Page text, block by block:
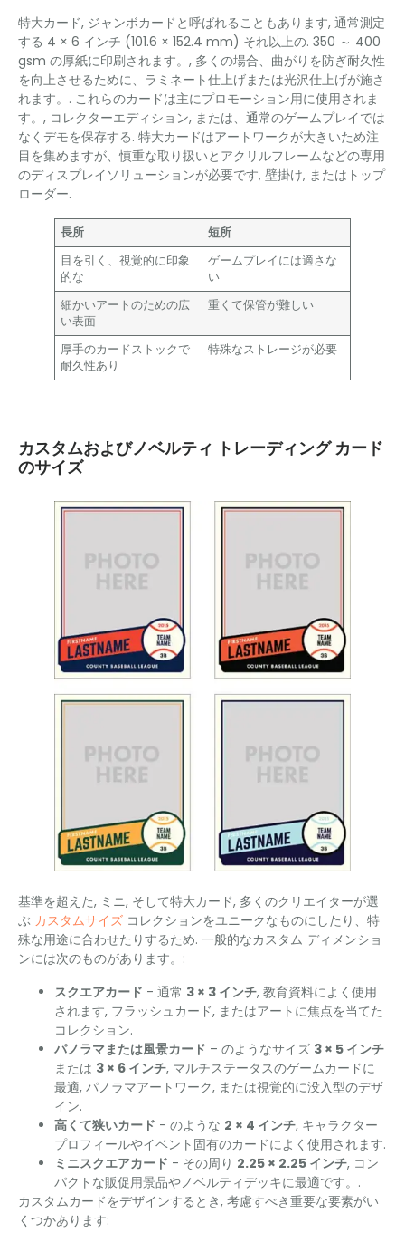
特大カード, ジャンボカードと呼ばれることもあります, 通常測定
する 4 × 6 インチ (101.6 × 152.4 mm) それ以上の. 350 ～ 400
gsm の厚紙に印刷されます。, 多くの場合、曲がりを防ぎ耐久性
を向上させるために、ラミネート仕上げまたは光沢仕上げが施さ
れます。. これらのカードは主にプロモーション用に使用されま
す。, コレクターエディション, または、通常のゲームプレイでは
なくデモを保存する. 特大カードはアートワークが大きいため注
目を集めますが、慎重な取り扱いとアクリルフレームなどの専用
のディスプレイソリューションが必要です, 壁掛け, またはトップ
ローダー.
長所
短所
目を引く、視覚的に印象
的な
ゲームプレイには適さな
い
細かいアートのための広
い表面
重くて保管が難しい
厚手のカードストックで
耐久性あり
特殊なストレージが必要
カスタムおよびノベルティ トレーディング カード
のサイズ
基準を超えた, ミニ, そして特大カード, 多くのクリエイターが選
ぶ カスタムサイズ コレクションをユニークなものにしたり、特
殊な用途に合わせたりするため. 一般的なカスタム ディメンショ
ンには次のものがあります。:
スクエアカード - 通常 3 × 3 インチ, 教育資料によく使用
されます, フラッシュカード, またはアートに焦点を当てた
コレクション.
パノラマまたは風景カード – のようなサイズ 3 × 5 インチ
または 3 × 6 インチ, マルチステータスのゲームカードに
最適, パノラマアートワーク, または視覚的に没入型のデザ
イン.
高くて狭いカード - のような 2 × 4 インチ, キャラクター
プロフィールやイベント固有のカードによく使用されます.
ミニスクエアカード - その周り 2.25 × 2.25 インチ, コン
パクトな販促用景品やノベルティデッキに最適です。.
カスタムカードをデザインするとき, 考慮すべき重要な要素がい
くつかあります: